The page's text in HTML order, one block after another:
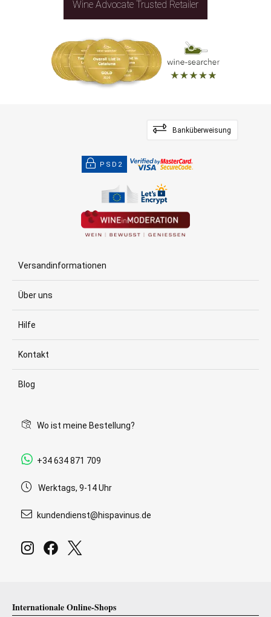
Wine Advocate Trusted Retailer
Banküberweisung
PSD2
Versandinformationen
Über uns
Hilfe
Kontakt
Blog
Wo ist meine Bestellung?
+34 634 871 709
Werktags, 9-14 Uhr
kundendienst@hispavinus.de
Internationale Online-Shops